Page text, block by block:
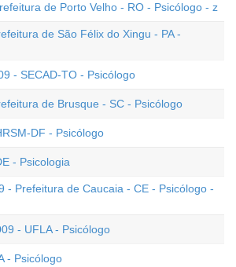
de Porto Velho - RO - Psicólogo - z
de São Félix do Xingu - PA -
- SECAD-TO - Psicólogo
de Brusque - SC - Psicólogo
DF - Psicólogo
- Psicologia
- Prefeitura de Caucaia - CE - Psicólogo -
- UFLA - Psicólogo
- Psicólogo